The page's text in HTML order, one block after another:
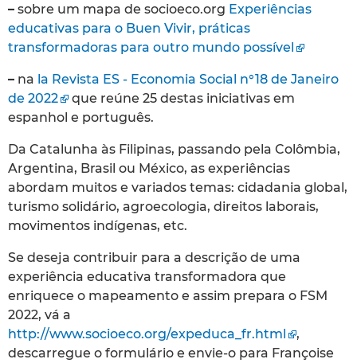
– sobre um mapa de socioeco.org Experiências
educativas para o Buen Vivir, práticas
transformadoras para outro mundo possível
– na la Revista ES - Economia Social n°18 de Janeiro
de 2022
que reúne 25 destas iniciativas em
espanhol e português.
Da Catalunha às Filipinas, passando pela Colômbia,
Argentina, Brasil ou México, as experiências
abordam muitos e variados temas: cidadania global,
turismo solidário, agroecologia, direitos laborais,
movimentos indígenas, etc.
Se deseja contribuir para a descrição de uma
experiência educativa transformadora que
enriquece o mapeamento e assim prepara o FSM
2022, vá a
http://www.socioeco.org/expeduca_fr.html
,
descarregue o formulário e envie-o para Françoise